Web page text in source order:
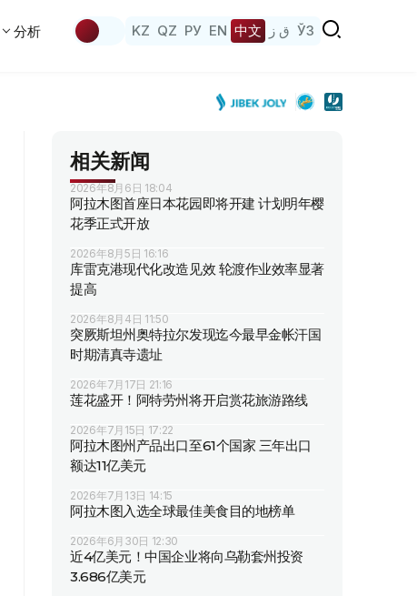
分析 KZ QZ РУ EN 中文 ق ز ЎЗ
相关新闻
2026年8月6日 18:04
阿拉木图首座日本花园即将开建 计划明年樱
花季正式开放
2026年8月5日 16:16
库雷克港现代化改造见效 轮渡作业效率显著
提高
2026年8月4日 11:50
突厥斯坦州奥特拉尔发现迄今最早金帐汗国
时期清真寺遗址
2026年7月17日 21:16
莲花盛开！阿特劳州将开启赏花旅游路线
2026年7月15日 17:22
阿拉木图州产品出口至61个国家 三年出口
额达11亿美元
2026年7月13日 14:15
阿拉木图入选全球最佳美食目的地榜单
2026年6月30日 12:30
近4亿美元！中国企业将向乌勒套州投资
3.686亿美元